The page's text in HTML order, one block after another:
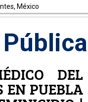
México
DEL
EN PUEBLA